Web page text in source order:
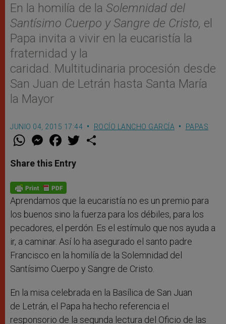
En la homilía de la Solemnidad del
Santísimo Cuerpo y Sangre de Cristo, el
Papa invita a vivir en la eucaristía la
fraternidad y la
caridad. Multitudinaria procesión desde
San Juan de Letrán hasta Santa María
la Mayor
JUNIO 04, 2015 17:44 ROCÍO LANCHO GARCÍA PAPAS
W
t
s
p
p
M
e
s
e
g
e
r
F
a
e
b
o
k
w
Share this Entry
Aprendamos que la eucaristía no es un premio para
los buenos sino la fuerza para los débiles, para los
pecadores, el perdón. Es el estímulo que nos ayuda a
ir, a caminar. Así lo ha asegurado el santo padre
Francisco en la homilía de la Solemnidad del
Santísimo Cuerpo y Sangre de Cristo.
En la misa celebrada en la Basílica de San Juan
de Letrán, el Papa ha hecho referencia el
responsorio de la segunda lectura del Oficio de las